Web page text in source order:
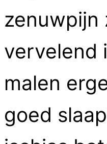
zenuwpijn
vervelend
malen
goed